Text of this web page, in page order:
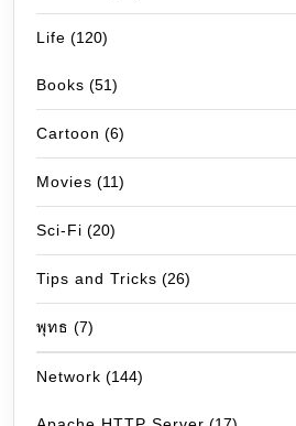
Life (120)
Books (51)
Cartoon (6)
Movies (11)
Sci-Fi (20)
Tips and Tricks (26)
พุทธ (7)
Network (144)